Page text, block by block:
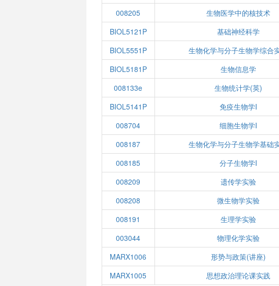
008205
生物医学中的核技术
BIOL5121P
基础神经科学
BIOL5551P
生物化学与分子生物学综合
BIOL5181P
生物信息学
008133e
生物统计学(英)
BIOL5141P
免疫生物学I
008704
细胞生物学I
008187
生物化学与分子生物学基础
008185
分子生物学I
008209
遗传学实验
008208
微生物学实验
008191
生理学实验
003044
物理化学实验
MARX1006
形势与政策(讲座)
MARX1005
思想政治理论课实践